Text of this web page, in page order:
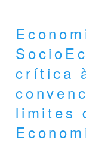
crítica
limites